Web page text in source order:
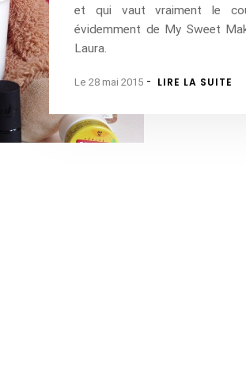
et qui vaut vraiment le
évidemment de My Sweet
Laura.
Le 28 mai 2015 - LIRE LA SUITE